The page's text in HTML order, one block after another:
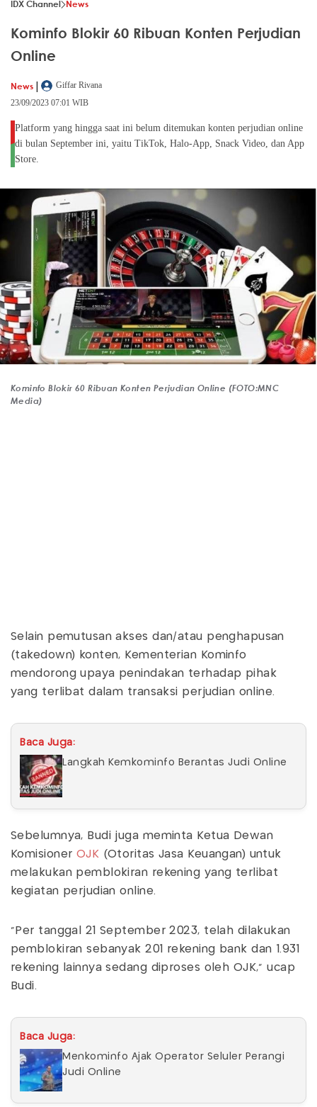
IDX Channel News
Kominfo Blokir 60 Ribuan Konten Perjudian
Online
News |
Giffar Rivana
23/09/2023 07:01 WIB
Platform yang hingga saat ini belum ditemukan konten perjudian online
di bulan September ini, yaitu TikTok, Halo-App, Snack Video, dan App
Store.
Kominfo Blokir 60 Ribuan Konten Perjudian Online (FOTO:MNC
Media)
Selain pemutusan akses dan/atau penghapusan
(takedown) konten, Kementerian Kominfo
mendorong upaya penindakan terhadap pihak
yang terlibat dalam transaksi perjudian online.
Baca Juga:
Langkah Kemkominfo Berantas Judi Online
Sebelumnya, Budi juga meminta Ketua Dewan
Komisioner OJK (Otoritas Jasa Keuangan) untuk
melakukan pemblokiran rekening yang terlibat
kegiatan perjudian online.
"Per tanggal 21 September 2023, telah dilakukan
pemblokiran sebanyak 201 rekening bank dan 1.931
rekening lainnya sedang diproses oleh OJK," ucap
Budi.
Baca Juga:
Menkominfo Ajak Operator Seluler Perangi
Judi Online